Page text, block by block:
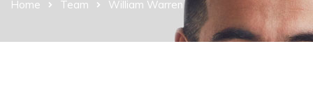
Home Team William Warren